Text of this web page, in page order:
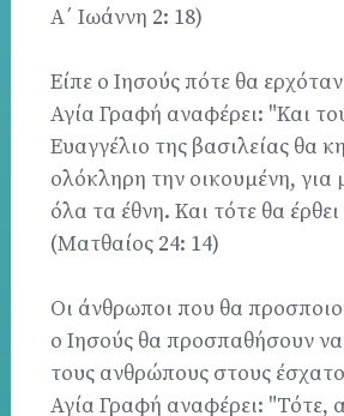
Α΄ Ιωάννη 2: 18)
Είπε ο Ιησούς πότε θα
Αγία Γραφή αναφέρει: "Και
Ευαγγέλιο της βασιλείας θα
ολόκληρη την οικουμένη, για
όλα τα έθνη. Και τότε θα
(Ματθαίος 24: 14)
Οι άνθρωποι που θα
ο Ιησούς θα προσπαθήσουν
τους ανθρώπους στους
Αγία Γραφή αναφέρει: "Τότε,